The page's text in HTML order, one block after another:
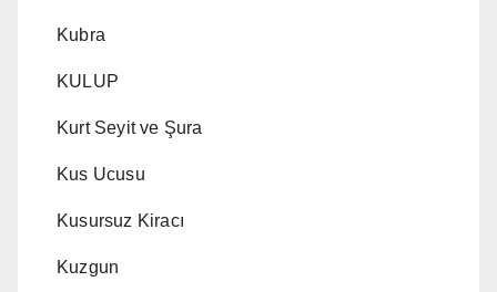
Kubra
KULUP
Kurt Seyit ve Şura
Kus Ucusu
Kusursuz Kiracı
Kuzgun